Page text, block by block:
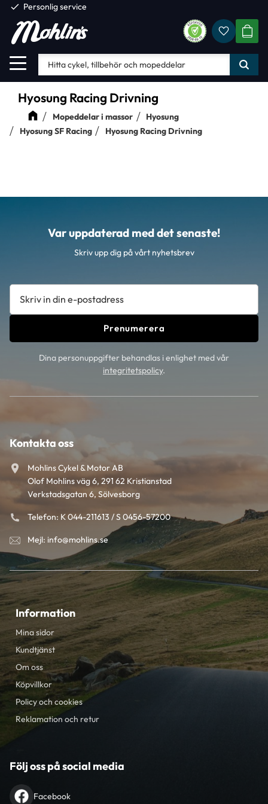
Meny
check Personlig service
Hyosung Racing Drivning
Mopeddelar i massor
Hyosung
Hyosung SF Racing
Hyosung Racing Drivning
Var uppdaterad med det senaste!
Skriv upp dig på vårt nyhetsbrev
Prenumerera
Dina personuppgifter behandlas i enlighet med vår
integritetspolicy.
Kontakta oss
Mohlins Cykel & Motor AB
Olof Mohlins väg 6, 291 62 Kristianstad
Verkstadsgatan 6, Sölvesborg
Telefon: K 044-211613 / S 0456-57200
Mejl: info@mohlins.se
Information
Mina sidor
Kundtjänst
Om oss
Köpvillkor
Policy och cookies
Reklamation och retur
Följ oss på social media
Facebook